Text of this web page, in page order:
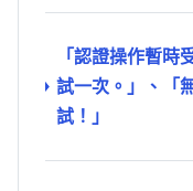
「認證操作暫
試一次。」、「
試！」